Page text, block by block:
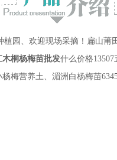
植园、欢迎现场采摘！扁山
木桐杨梅苗批发什么价格
梅营养土、湄洲白杨梅苗